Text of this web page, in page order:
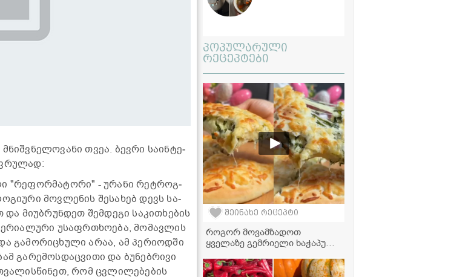
თვეა. ბევ­რი სა­ინ­ტე­
"რე­ფორ­მა­ტო­რი" - ურა­ნი რეტ­როგ­
მოვ­ლე­ნის შე­სა­ხებ დევს სა­
მი­უბ­რუნ­დეთ შემ­დე­გი სა­კი­თხე­ბის
უსაფრ­თხო­ე­ბა, მო­მავ­ლის
გა­მო­რი­ცხუ­ლი არაა, ამ პე­რი­ოდ­ში
გა­რე­მოს­დაც­ვი­თი და ბუ­ნებ­რი­ვი
რომ ცვლი­ლე­ბე­ბის
პოპულარული
რეცეპტები
შეინახე რეცეპტი
როგორ მოვამზადოთ
ყველაზე გემრიელი ხაჭაპური
გემრიელი და მარტივი